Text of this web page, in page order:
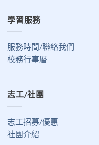
學習服務
服務時間/聯絡我們
校務行事曆
志工/社團
志工招募/優惠
社團介紹